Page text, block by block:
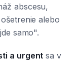
abscesu,
alebo
samo".
a urgent sa v